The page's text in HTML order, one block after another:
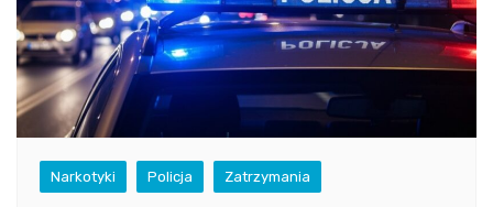
Narkotyki Policja Zatrzymania